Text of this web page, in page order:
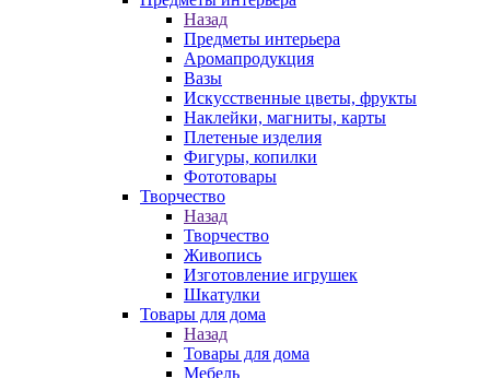
Назад
Предметы интерьера
Аромапродукция
Вазы
Искусственные цветы, фрукты
Наклейки, магниты, карты
Плетеные изделия
Фигуры, копилки
Фототовары
Творчество
Назад
Творчество
Живопись
Изготовление игрушек
Шкатулки
Товары для дома
Назад
Товары для дома
Мебель